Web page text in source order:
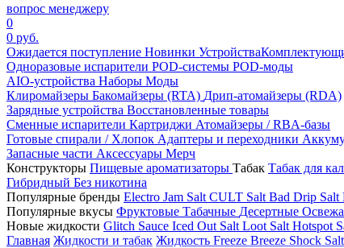
вопрос менеджеру
0
0 руб.
Ожидается поступление Новинки Устройства
Одноразовые испарители POD-системы POD-моды
AIO-устройства Наборы Моды
Клиромайзеры Бакомайзеры (RTA) Дрип-атомайзеры (RDA)
Зарядные устройства Восстановленные товары
Сменные испарители Картриджи Атомайзеры / RBA-базы
Готовые спирали / Хлопок Адаптеры и переходники
Запасные части Аксессуары Мерч
Конструкторы Пищевые ароматизаторы Табак Табак для
Гибридный Без никотина
Популярные бренды Electro Jam Salt CULT Salt Bad Drip Salt
Популярные вкусы Фруктовые Табачные Десертные
Новые жидкости Glitch Sauce Iced Out Salt Loot Salt Hotspot
Главная Жидкости и табак Жидкость Freeze Breeze Shock Salt